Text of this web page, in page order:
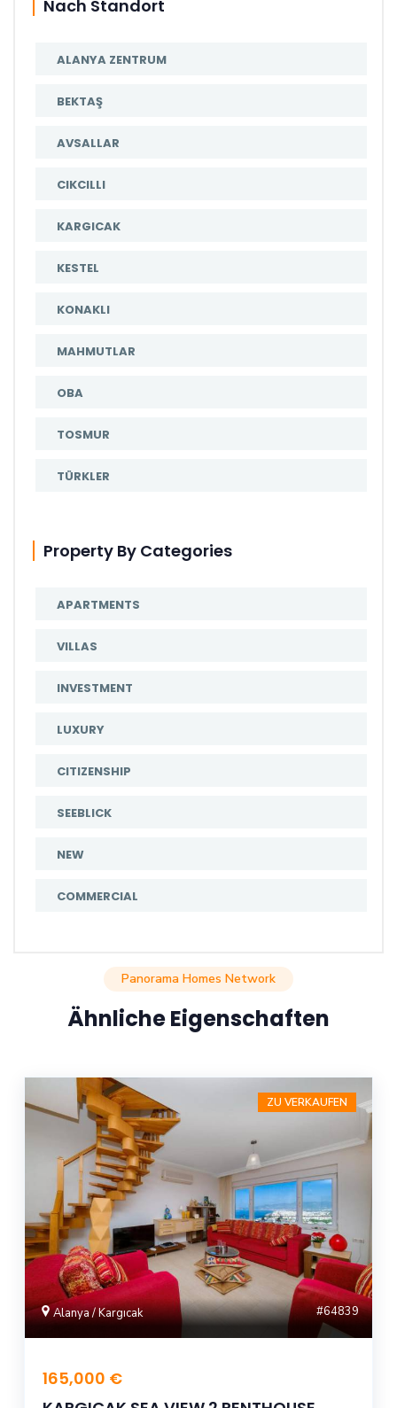
Nach Standort
ALANYA ZENTRUM
BEKTAŞ
AVSALLAR
CIKCILLI
KARGICAK
KESTEL
KONAKLI
MAHMUTLAR
OBA
TOSMUR
TÜRKLER
Property By Categories
APARTMENTS
VILLAS
INVESTMENT
LUXURY
CITIZENSHIP
SEEBLICK
NEW
COMMERCIAL
Panorama Homes Network
Ähnliche Eigenschaften
ZU VERKAUFEN
Alanya / Kargıcak #64839
165,000 €